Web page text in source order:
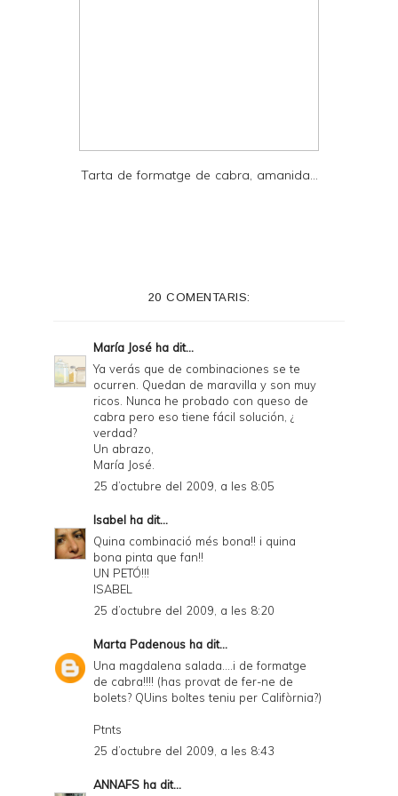
Tarta de formatge de cabra, amanida...
20 COMENTARIS:
María José ha dit...
Ya verás que de combinaciones se te
ocurren. Quedan de maravilla y son muy
ricos. Nunca he probado con queso de
cabra pero eso tiene fácil solución, ¿
verdad?
Un abrazo,
María José.
25 d’octubre del 2009, a les 8:05
Isabel ha dit...
Quina combinació més bona!! i quina
bona pinta que fan!!
UN PETÓ!!!
ISABEL
25 d’octubre del 2009, a les 8:20
Marta Padenous ha dit...
Una magdalena salada....i de formatge
de cabra!!!! (has provat de fer-ne de
bolets? QUins boltes teniu per Califòrnia?)
Ptnts
25 d’octubre del 2009, a les 8:43
ANNAFS ha dit...